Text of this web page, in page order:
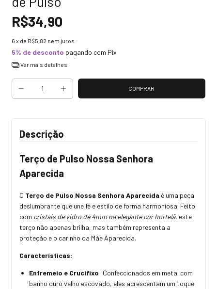
R$34,90
6 x de R$5,82 sem juros
5% de desconto pagando com Pix
Ver mais detalhes
Descrição
Terço de Pulso Nossa Senhora
Aparecida
O Terço de Pulso Nossa Senhora Aparecida é uma peça
deslumbrante que une fé e estilo de forma harmoniosa. Feito
com cristais de vidro de 4mm na elegante cor hortelã, este
terço não apenas brilha, mas também representa a
proteção e o carinho da Mãe Aparecida.
Características:
Entremeio e Crucifixo: Confeccionados em metal com
banho ouro velho escovado, eles acrescentam um toque